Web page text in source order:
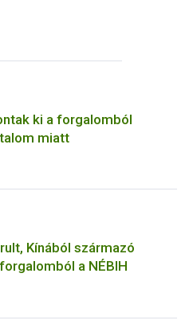
ki a forgalomból
miatt
Kínából származó
a NÉBIH